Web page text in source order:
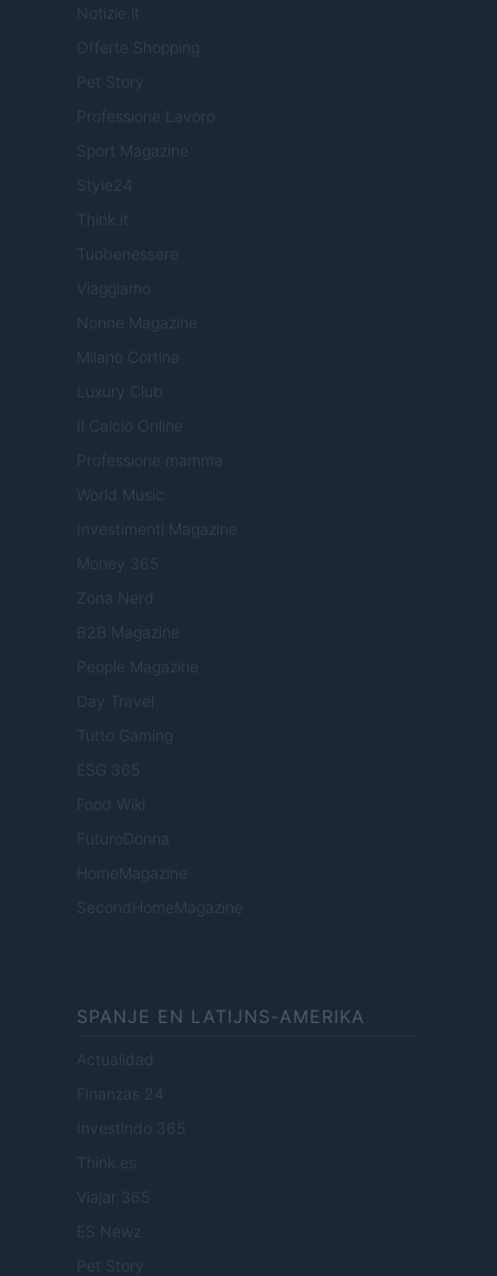
Notizie.it
Offerte Shopping
Pet Story
Professione Lavoro
Sport Magazine
Style24
Think.it
Tuobenessere
Viaggiamo
Nonne Magazine
Milano Cortina
Luxury Club
Il Calcio Online
Professione mamma
World Music
Investimenti Magazine
Money 365
Zona Nerd
B2B Magazine
People Magazine
Day Travel
Tutto Gaming
ESG 365
Food Wiki
FuturoDonna
HomeMagazine
SecondHomeMagazine
SPANJE EN LATIJNS-AMERIKA
Actualidad
Finanzas 24
Investindo 365
Think.es
Viajar 365
ES Newz
Pet Story